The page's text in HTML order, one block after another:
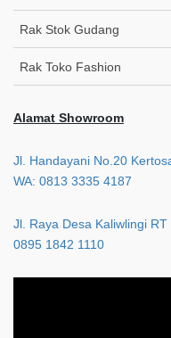
Rak Stok Gudang
Rak Toko Fashion
Alamat Showroom
Jl. Handayani No.20
WA: 0813 3335 4187
Jl. Raya Desa Kaliwlingi
0895 1842 1110